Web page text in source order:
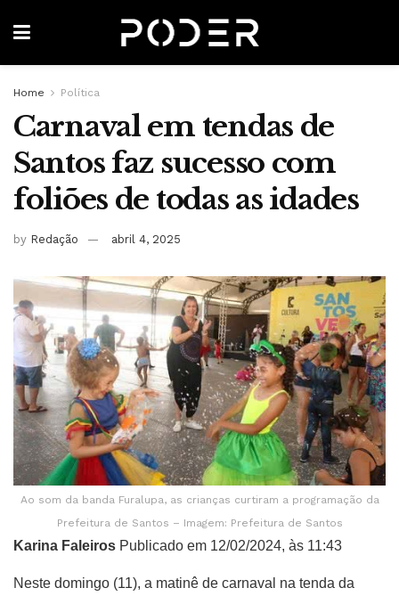
Home Política
Carnaval em tendas de
Santos faz sucesso com
foliões de todas as idades
by Redação abril 4, 2025
Ao som da banda Furalupa, as crianças curtiram a programação da
Prefeitura de Santos – Imagem: Prefeitura de Santos
Karina Faleiros Publicado em 12/02/2024, às 11:43
Neste domingo (11), a matinê de carnaval na tenda da